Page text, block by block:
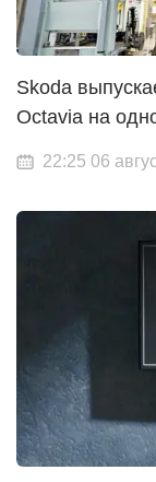
Skoda
Octavia на
22:25 06